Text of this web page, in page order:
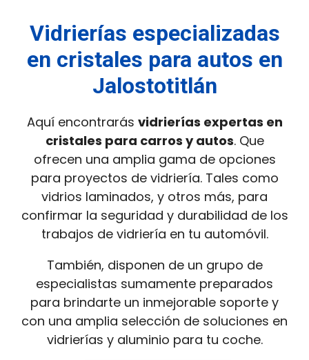
Vidrierías especializadas
en cristales para autos en
Jalostotitlán
Aquí encontrarás vidrierías expertas en
cristales para carros y autos. Que
ofrecen una amplia gama de opciones
para proyectos de vidriería. Tales como
vidrios laminados, y otros más, para
confirmar la seguridad y durabilidad de los
trabajos de vidriería en tu automóvil.
También, disponen de un grupo de
especialistas sumamente preparados
para brindarte un inmejorable soporte y
con una amplia selección de soluciones en
vidrierías y aluminio para tu coche.